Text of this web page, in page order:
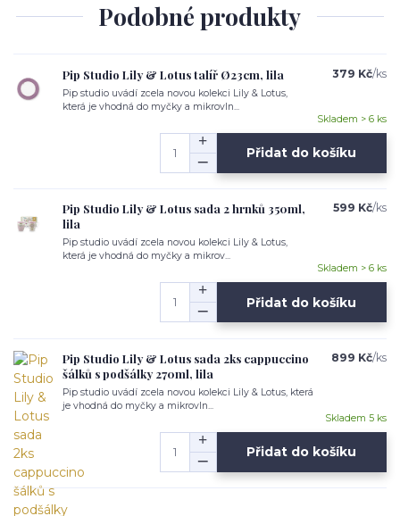
Podobné produkty
Pip Studio Lily & Lotus talíř Ø23cm, lila
Pip studio uvádí zcela novou kolekci Lily & Lotus,
která je vhodná do myčky a mikrovln...
379 Kč/ks
Skladem > 6 ks
Přidat do košíku
Pip Studio Lily & Lotus sada 2 hrnků 350ml,
lila
Pip studio uvádí zcela novou kolekci Lily & Lotus,
která je vhodná do myčky a mikrov...
599 Kč/ks
Skladem > 6 ks
Přidat do košíku
Pip Studio Lily & Lotus sada 2ks cappuccino
šálků s podšálky 270ml, lila
Pip studio uvádí zcela novou kolekci Lily & Lotus, která
je vhodná do myčky a mikrovln...
899 Kč/ks
Skladem 5 ks
Přidat do košíku